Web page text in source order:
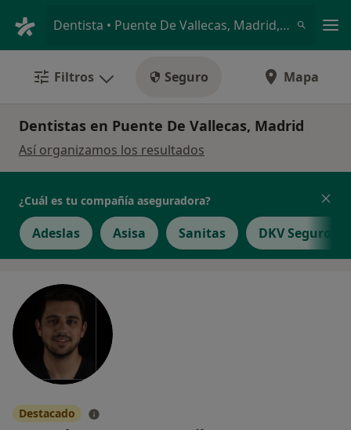
Dentista • Puente De Vallecas, Madrid, Madrid
Filtros Seguro Mapa
Dentistas en Puente De Vallecas, Madrid
Así organizamos los resultados
¿Cuál es tu compañía aseguradora?
Adeslas Asisa Sanitas DKV Seguros
Destacado